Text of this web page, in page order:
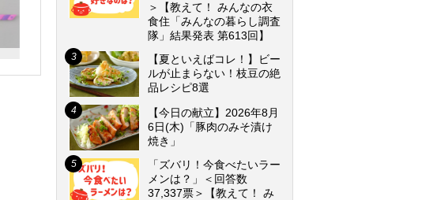
＞【教えて！ みんなの衣
食住「みんなの暮らし調査
隊」結果発表 第613回】
【夏といえばコレ！】ビー
ルが止まらない！枝豆の絶
品レシピ8選
【今日の献立】2026年8月
6日(木)「豚肉のみそ漬け
焼き」
「ズバリ！今食べたいラー
メンは？」＜回答数
37,337票＞【教えて！ み